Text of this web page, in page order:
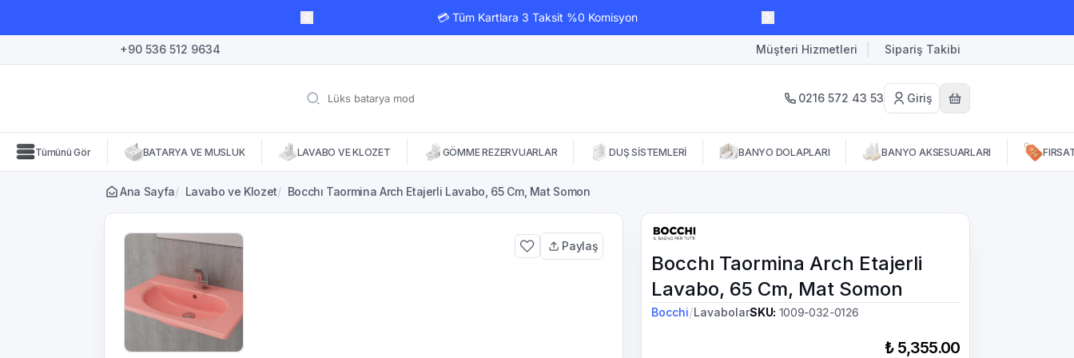
💳 Tüm Kartlara 3 Taksit %0 Komisyon
+90 536 512 9634 Müşteri Hizmetleri Sipariş Takibi
0216 572 43 53 Giriş
Tümünü Gör BATARYA VE MUSLUK LAVABO VE KLOZET GÖMME REZERVUARLAR DUŞ SİSTEMLERİ BANYO DOLAPLARI BANYO AKSESUARLARI
Ana Sayfa/ Lavabo ve Klozet/ Bocchı Taormina Arch Etajerli Lavabo, 65 Cm, Mat Somon
Paylaş
Bocchı Taormina Arch Etajerli
Lavabo, 65 Cm, Mat Somon
Bocchi/LavabolarSKU: 1009-032-0126
₺ 5,355.00